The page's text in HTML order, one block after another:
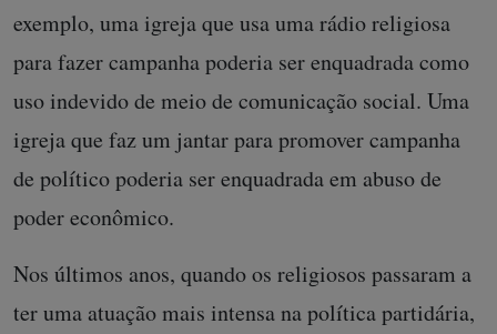
exemplo, uma igreja que usa uma rádio religiosa
para fazer campanha poderia ser enquadrada como
uso indevido de meio de comunicação social. Uma
igreja que faz um jantar para promover campanha
de político poderia ser enquadrada em abuso de
poder econômico.
Nos últimos anos, quando os religiosos passaram a
ter uma atuação mais intensa na política partidária,